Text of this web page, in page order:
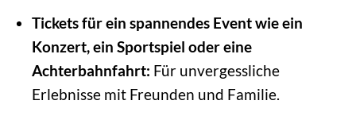
Tickets für ein spannendes Event wie ein
Konzert, ein Sportspiel oder eine
Achterbahnfahrt: Für unvergessliche
Erlebnisse mit Freunden und Familie.